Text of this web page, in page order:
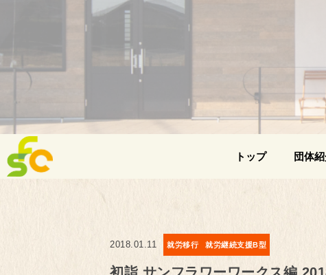
トップ 団体
2018.01.11 就労移行 就労継続支援B型